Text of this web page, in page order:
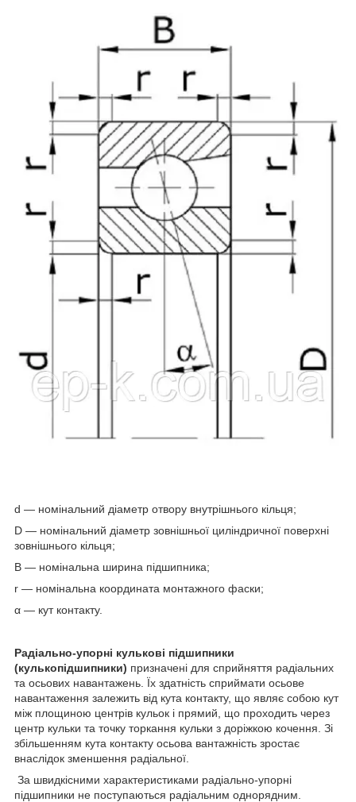
d — номінальний діаметр отвору внутрішнього кільця;
D — номінальний діаметр зовнішньої циліндричної поверхні
зовнішнього кільця;
B — номінальна ширина підшипника;
r — номінальна координата монтажного фаски;
α — кут контакту.
Радіально-упорні кулькові підшипники
(кулькопідшипники) призначені для сприйняття радіальних
та осьових навантажень. Їх здатність сприймати осьове
навантаження залежить від кута контакту, що являє собою кут
між площиною центрів кульок і прямий, що проходить через
центр кульки та точку торкання кульки з доріжкою кочення. Зі
збільшенням кута контакту осьова вантажність зростає
внаслідок зменшення радіальної.
За швидкісними характеристиками радіально-упорні
підшипники не поступаються радіальним однорядним.